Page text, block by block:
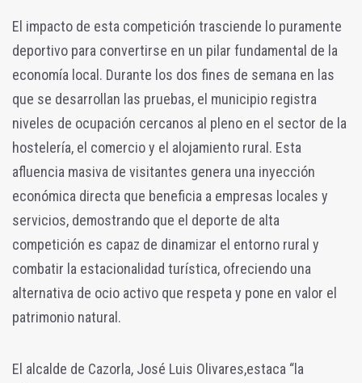
El impacto de esta competición trasciende lo puramente
deportivo para convertirse en un pilar fundamental de la
economía local. Durante los dos fines de semana en las
que se desarrollan las pruebas, el municipio registra
niveles de ocupación cercanos al pleno en el sector de la
hostelería, el comercio y el alojamiento rural. Esta
afluencia masiva de visitantes genera una inyección
económica directa que beneficia a empresas locales y
servicios, demostrando que el deporte de alta
competición es capaz de dinamizar el entorno rural y
combatir la estacionalidad turística, ofreciendo una
alternativa de ocio activo que respeta y pone en valor el
patrimonio natural.
El alcalde de Cazorla, José Luis Olivares,estaca “la